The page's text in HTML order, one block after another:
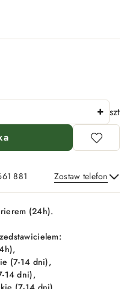
szt
881 Zostaw telefon
(24h).
(7-14 dni),
14 dni),